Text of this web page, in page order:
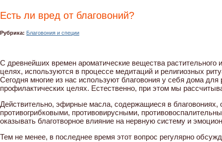
Есть ли вред от благовоний?
Рубрика: Благовония и специи
С древнейших времен ароматические вещества
целях, используются в процессе медитаций и религиозных
Сегодня многие из нас используют благовония у себя дома
профилактических целях. Естественно, при этом мы
Действительно, эфирные масла, содержащиеся в
противогрибковыми, противовирусными,
оказывать благотворное влияние на нервную систему и
Тем не менее, в последнее время этот вопрос регулярно